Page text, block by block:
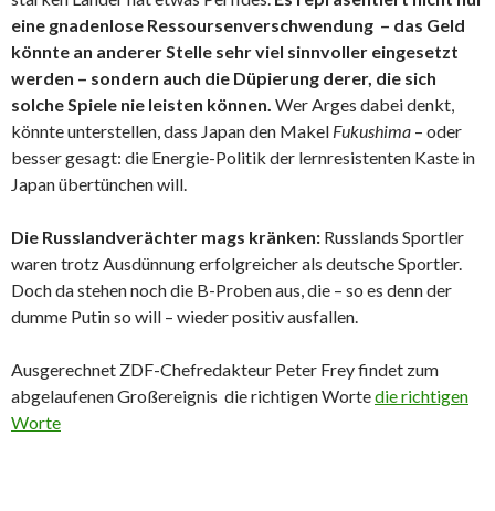
eine gnadenlose Ressoursenverschwendung – das Geld
könnte an anderer Stelle sehr viel sinnvoller eingesetzt
werden – sondern auch die Düpierung derer, die sich
solche Spiele nie leisten können. Wer Arges dabei denkt,
könnte unterstellen, dass Japan den Makel Fukushima – oder
besser gesagt: die Energie-Politik der lernresistenten Kaste in
Japan übertünchen will.
Die Russlandverächter mags kränken: Russlands Sportler
waren trotz Ausdünnung erfolgreicher als deutsche Sportler.
Doch da stehen noch die B-Proben aus, die – so es denn der
dumme Putin so will – wieder positiv ausfallen.
Ausgerechnet ZDF-Chefredakteur Peter Frey findet zum
abgelaufenen Großereignis die richtigen Wortedie richtigen
Worte